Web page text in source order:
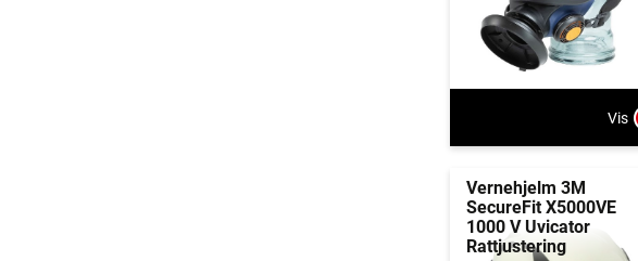
Vis
Vernehjelm 3M
SecureFit X5000VE
1000 V Uvicator
Rattjustering